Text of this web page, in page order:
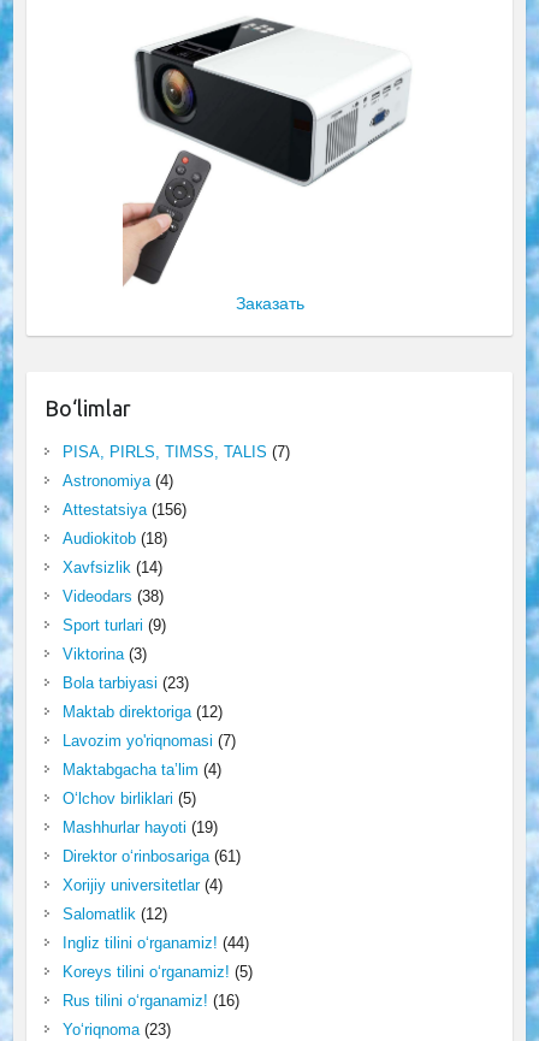
Заказать
Bo‘limlar
PISA, PIRLS, TIMSS, TALIS (7)
Astronomiya(4)
Attestatsiya(156)
Audiokitob(18)
Xavfsizlik(14)
Videodars (38)
Sport turlari (9)
Viktorina(3)
Bola tarbiyasi (23)
Maktab direktoriga(12)
Lavozim yo'riqnomasi (7)
Maktabgacha ta’lim (4)
O‘lchov birliklari (5)
Mashhurlar hayoti (19)
Direktor o‘rinbosariga(61)
Xorijiy universitetlar(4)
Salomatlik(12)
Ingliz tilini o‘rganamiz! (44)
Koreys tilini o‘rganamiz! (5)
Rus tilini o‘rganamiz! (16)
Yo‘riqnoma(23)